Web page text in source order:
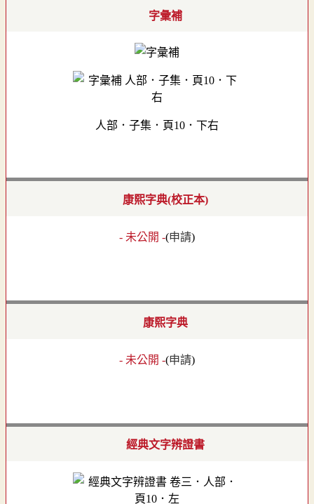
字彙補
人部．子集．頁10．下右
康熙字典(校正本)
- 未公開 -(申請)
康熙字典
- 未公開 -(申請)
經典文字辨證書